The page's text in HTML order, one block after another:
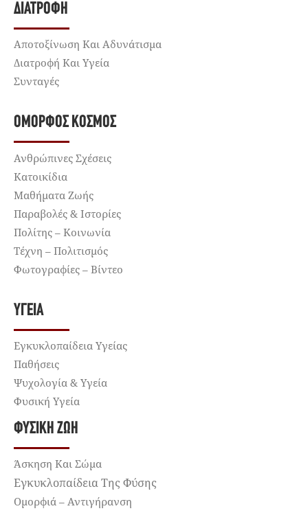
ΔΙΑΤΡΟΦΉ
Αποτοξίνωση Και Αδυνάτισμα
Διατροφή Και Υγεία
Συνταγές
ΌΜΟΡΦΟΣ ΚΌΣΜΟΣ
Ανθρώπινες Σχέσεις
Κατοικίδια
Μαθήματα Ζωής
Παραβολές & Ιστορίες
Πολίτης – Κοινωνία
Τέχνη – Πολιτισμός
Φωτογραφίες – Βίντεο
ΥΓΕΊΑ
Εγκυκλοπαίδεια Υγείας
Παθήσεις
Ψυχολογία & Υγεία
Φυσική Υγεία
ΦΥΣΙΚΉ ΖΩΉ
Άσκηση Και Σώμα
Εγκυκλοπαίδεια Της Φύσης
Ομορφιά – Αντιγήρανση